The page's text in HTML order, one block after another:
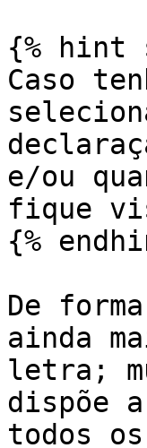
{% hint
Caso
e/ou
fique
{%
De
ainda
letra;
dispõe
todos